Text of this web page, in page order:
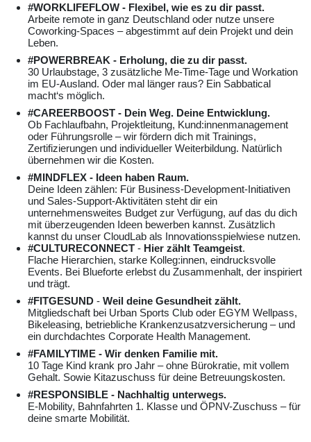
#WORKLIFEFLOW - Flexibel, wie es zu dir passt.
Arbeite remote in ganz Deutschland oder nutze unsere
Coworking-Spaces – abgestimmt auf dein Projekt und dein
Leben.
#POWERBREAK - Erholung, die zu dir passt.
30 Urlaubstage, 3 zusätzliche Me-Time-Tage und Workation
im EU-Ausland. Oder mal länger raus? Ein Sabbatical
macht‘s möglich.
#CAREERBOOST - Dein Weg. Deine Entwicklung.
Ob Fachlaufbahn, Projektleitung, Kund:innenmanagement
oder Führungsrolle – wir fördern dich mit Trainings,
Zertifizierungen und individueller Weiterbildung. Natürlich
übernehmen wir die Kosten.
#MINDFLEX - Ideen haben Raum.
Deine Ideen zählen: Für Business-Development-Initiativen
und Sales-Support-Aktivitäten steht dir ein
unternehmensweites Budget zur Verfügung, auf das du dich
mit überzeugenden Ideen bewerben kannst. Zusätzlich
kannst du unser CloudLab als Innovationsspielwiese nutzen.
#CULTURECONNECT - Hier zählt Teamgeist.
Flache Hierarchien, starke Kolleg:innen, eindrucksvolle
Events. Bei Blueforte erlebst du Zusammenhalt, der inspiriert
und trägt.
#FITGESUND - Weil deine Gesundheit zählt.
Mitgliedschaft bei Urban Sports Club oder EGYM Wellpass,
Bikeleasing, betriebliche Krankenzusatzversicherung – und
ein durchdachtes Corporate Health Management.
#FAMILYTIME - Wir denken Familie mit.
10 Tage Kind krank pro Jahr – ohne Bürokratie, mit vollem
Gehalt. Sowie Kitazuschuss für deine Betreuungskosten.
#RESPONSIBLE - Nachhaltig unterwegs.
E-Mobility, Bahnfahrten 1. Klasse und ÖPNV-Zuschuss – für
deine smarte Mobilität.